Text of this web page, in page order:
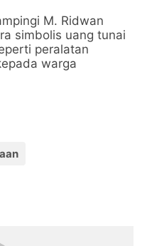
M. Ridwan
simbolis uang tunai
peralatan
warga